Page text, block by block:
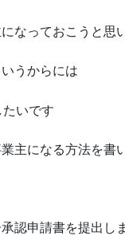
なっておこうと思
うからには
いです
主になる方法を書
認申請書を提出し